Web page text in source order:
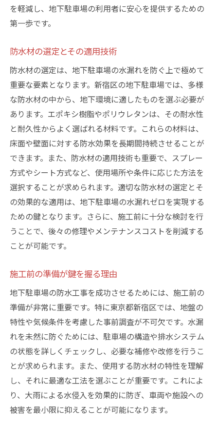
ナノテクノロジーの活用による防水対策
施工中のリアルタイム監視技術
未来を見据えた防水技術の応用
東京都新宿区での地下駐車場水漏れ対策の成功
事例
実際の施工現場から学ぶ成功のポイント
過去の失敗例から得た教訓
地域に適した防水対策とは
住民参加型の防水プロジェクト
持続可能な防水ソリューションの展開
協力体制で築く安全な駐車場
水漏れゼロを実現するための地下駐車場防水工
事の秘訣
計画的な施工スケジュールの立て方
長期間の保証が生む安心感
環境に配慮した施工法の選択
施工後のアフターケアの重要性
信頼性の高い施工業者とのパートナーシッ
プ
新宿区での地下駐車場の水漏れを防ぐ最新の防
水技術
新しい防水技術の開発背景
使用される材料の進化と効果
防水工事におけるテクノロジーの役割
を軽減し、地下駐車場の利用者に安心を提供するための
第一歩です。
防水材の選定とその適用技術
防水材の選定は、地下駐車場の水漏れを防ぐ上で極めて
重要な要素となります。新宿区の地下駐車場では、多様
な防水材の中から、地下環境に適したものを選ぶ必要が
あります。エポキシ樹脂やポリウレタンは、その耐水性
と耐久性からよく選ばれる材料です。これらの材料は、
床面や壁面に対する防水効果を長期間持続させることが
できます。また、防水材の適用技術も重要で、スプレー
方式やシート方式など、使用場所や条件に応じた方法を
選択することが求められます。適切な防水材の選定とそ
の効果的な適用は、地下駐車場の水漏れゼロを実現する
ための鍵となります。さらに、施工前に十分な検討を行
うことで、後々の修理やメンテナンスコストを削減する
ことが可能です。
施工前の準備が鍵を握る理由
地下駐車場の防水工事を成功させるためには、施工前の
準備が非常に重要です。特に東京都新宿区では、地盤の
特性や気候条件を考慮した事前調査が不可欠です。水漏
れを未然に防ぐためには、駐車場の構造や排水システム
の状態を詳しくチェックし、必要な補修や改修を行うこ
とが求められます。また、使用する防水材の特性を理解
し、それに最適な工法を選ぶことが重要です。これによ
り、大雨による水侵入を効果的に防ぎ、車両や施設への
被害を最小限に抑えることが可能になります。